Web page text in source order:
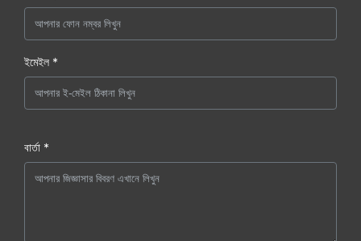
ইমেইল *
বার্তা *